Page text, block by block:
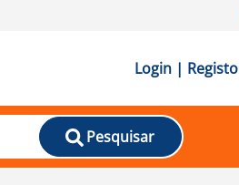
Login | Registo
Pesquisar